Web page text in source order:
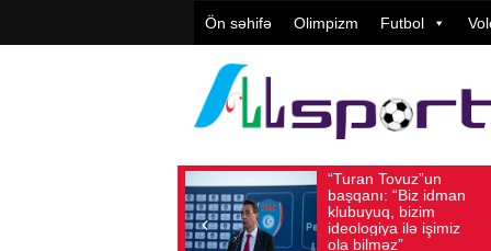
Ön səhifə Olimpizm Futbol
başqanı: “Biz idman
klubuyuq, bizim
ideologiya ilə işimiz
ola bilməz”
Vüqar
yüksək
Avqust 05, 2026